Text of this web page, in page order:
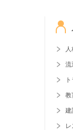
流
教
建